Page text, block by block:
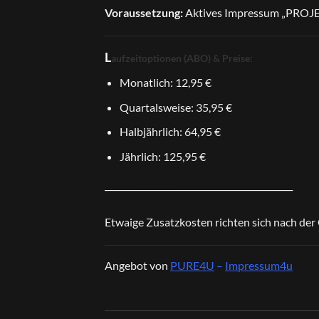
Voraussetzung: Aktives Impressum
Laufzeitoptionen (ABO) & Preise:
Monatlich: 12,95 €
Quartalsweise: 35,95 €
Halbjährlich: 64,95 €
Jährlich: 125,95 €
────────────────────────
Etwaige Zusatzkosten richten sich nach der
Angebot von PURE4U – Impressum4u